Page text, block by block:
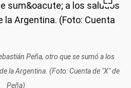
Peña, otro que se sumó a los
la Argentina. (Foto: Cuenta de "X" de
Peña)